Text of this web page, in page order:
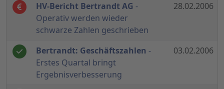
HV-Bericht Bertrandt AG -
Operativ werden wieder
schwarze Zahlen geschrieben
28.02.2006
Bertrandt: Geschäftszahlen -
Erstes Quartal bringt
Ergebnisverbesserung
03.02.2006